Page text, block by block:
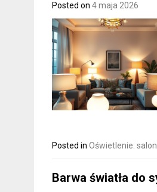
Posted on 4 maja 2026
Posted in Oświetlenie:
Barwa światła do